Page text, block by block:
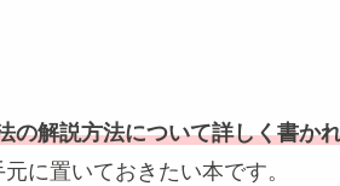
の解説方法について詳しく書か
に置いておきたい本です。